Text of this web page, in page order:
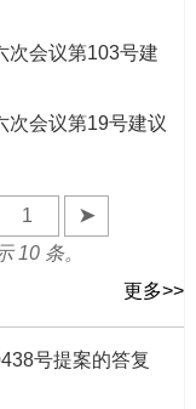
次会议第103号建
次会议第19号建议
➤
10 条。
更多>>
号提案的答复